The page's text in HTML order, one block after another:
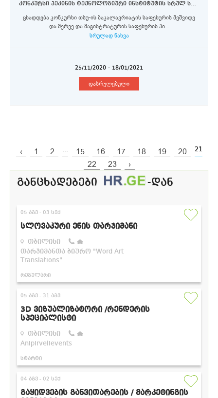
კონკურსი პეკინის ტექნოლოგიური ინსტიტუტის სრულ სამაგისტრო პროგრამაზე თსუ-ის ბაკალავრიატის და მაგისტრატურის საფეხურის სტუდენტებისთვის
ცხადდება კონკურსი თსუ-ის ბაკალავრიატის საფეხურის მეშვიდე
და მერვე და მაგისტრატურის საფეხურის პი...
სრულად ნახვა
25/11/2020 - 18/01/2021
დასრულებული
‹ 1 2 ... 15 16 17 18 19 20 21
22 23 ›